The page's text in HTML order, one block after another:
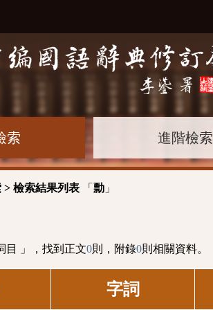
索 進階檢索
> 檢索結果列表 「 勡 」
目 」，找到正文0則，附錄0則相關資料。
字詞